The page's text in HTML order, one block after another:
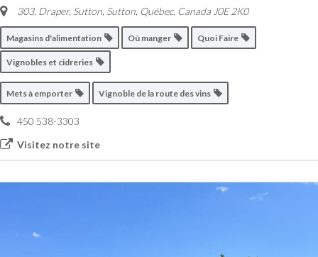
303, Draper, Sutton Sutton, Québec, Canada J0E 2K0
Magasins d'alimentation Où manger Quoi Faire
Vignobles et cidreries
Mets à emporter Vignoble de la route des vins
450 538-3303
Visitez notre site